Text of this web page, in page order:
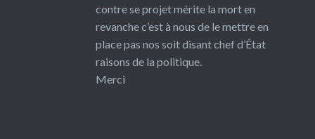
contre se projet mérite la mort en
revanche c’est à nous de le mettre en
place pas nos soit disant chef d’État
raisons de la politique.
Merci